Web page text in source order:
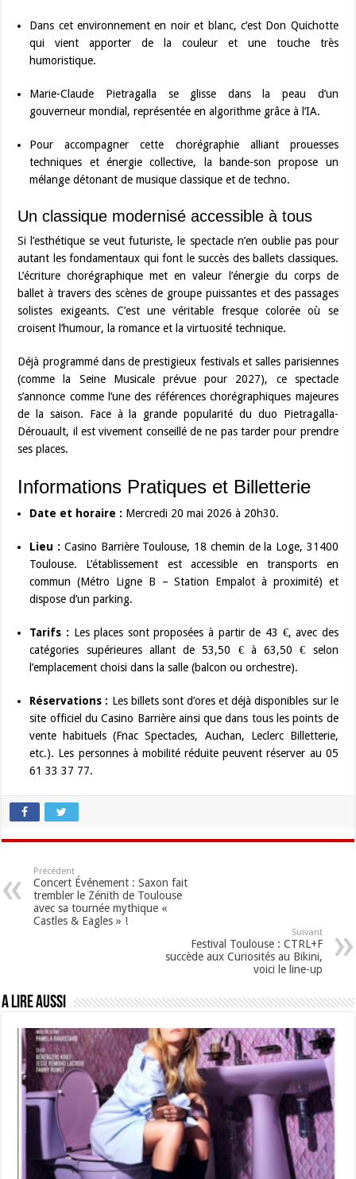
Dans cet environnement en noir et blanc, c’est Don Quichotte
qui vient apporter de la couleur et une touche très
humoristique.
Marie-Claude Pietragalla se glisse dans la peau d’un
gouverneur mondial, représentée en algorithme grâce à l’IA.
Pour accompagner cette chorégraphie alliant prouesses
techniques et énergie collective, la bande-son propose un
mélange détonant de musique classique et de techno.
Un classique modernisé accessible à tous
Si l’esthétique se veut futuriste, le spectacle n’en oublie pas pour
autant les fondamentaux qui font le succès des ballets classiques.
L’écriture chorégraphique met en valeur l’énergie du corps de
ballet à travers des scènes de groupe puissantes et des passages
solistes exigeants. C’est une véritable fresque colorée où se
croisent l’humour, la romance et la virtuosité technique.
Déjà programmé dans de prestigieux festivals et salles parisiennes
(comme la Seine Musicale prévue pour 2027), ce spectacle
s’annonce comme l’une des références chorégraphiques majeures
de la saison. Face à la grande popularité du duo Pietragalla-
Dérouault, il est vivement conseillé de ne pas tarder pour prendre
ses places.
Informations Pratiques et Billetterie
Date et horaire : Mercredi 20 mai 2026 à 20h30.
Lieu : Casino Barrière Toulouse, 18 chemin de la Loge, 31400
Toulouse. L’établissement est accessible en transports en
commun (Métro Ligne B – Station Empalot à proximité) et
dispose d’un parking.
Tarifs : Les places sont proposées à partir de 43 €, avec des
catégories supérieures allant de 53,50 € à 63,50 € selon
l’emplacement choisi dans la salle (balcon ou orchestre).
Réservations : Les billets sont d’ores et déjà disponibles sur le
site officiel du Casino Barrière ainsi que dans tous les points de
vente habituels (Fnac Spectacles, Auchan, Leclerc Billetterie,
etc.). Les personnes à mobilité réduite peuvent réserver au 05
61 33 37 77.
Précédent
Concert Événement : Saxon fait
trembler le Zénith de Toulouse
avec sa tournée mythique «
Castles & Eagles » !
Suivant
Festival Toulouse : CTRL+F
succède aux Curiosités au Bikini,
voici le line-up
A lire aussi